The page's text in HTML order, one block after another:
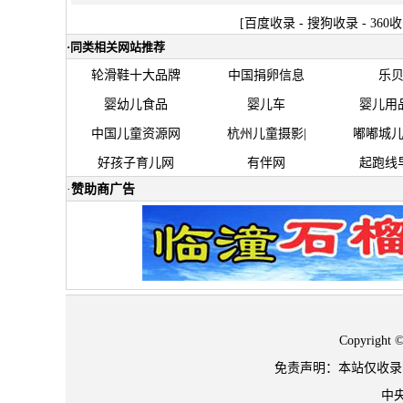
[ 百度收录 - 搜狗收录 - 360
· 同类相关网站推荐
轮滑鞋十大品牌 中国捐卵信息 乐
婴幼儿食品 婴儿车 婴儿用
中国儿童资源网 杭州儿童摄影| 嘟嘟城
好孩子育儿网 有伴网 起跑线
·赞助商广告
Copyright
免责声明：本站仅收
中